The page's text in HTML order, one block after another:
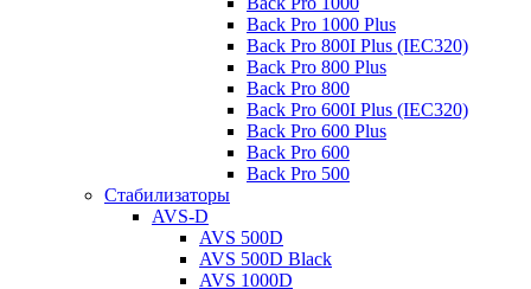
Back Pro 1000 Plus
Back Pro 800I Plus (IEC320)
Back Pro 800 Plus
Back Pro 800
Back Pro 600I Plus (IEC320)
Back Pro 600 Plus
Back Pro 600
Back Pro 500
Стабилизаторы
AVS-D
AVS 500D
AVS 500D Black
AVS 1000D